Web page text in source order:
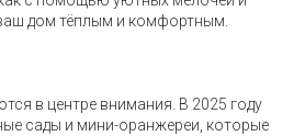
дом тёплым и комфортным.
в центре внимания. В 2025 году
сады и мини-оранжереи, которые